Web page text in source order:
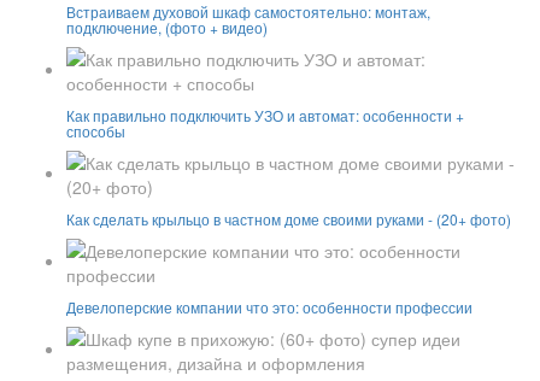
Встраиваем духовой шкаф самостоятельно: монтаж,
подключение, (фото + видео)
Как правильно подключить УЗО и автомат: особенности +
способы
Как сделать крыльцо в частном доме своими руками - (20+ фото)
Девелоперские компании что это: особенности профессии